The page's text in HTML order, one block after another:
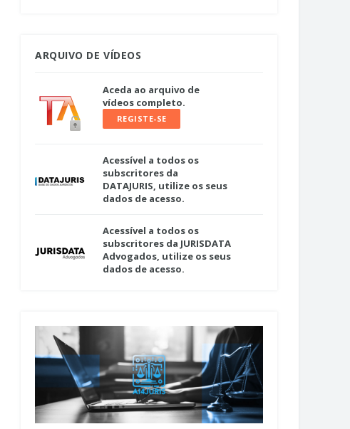
ARQUIVO DE VÍDEOS
Aceda ao arquivo de
vídeos completo.
REGISTE-SE
Acessível a todos os
subscritores da
DATAJURIS, utilize os seus
dados de acesso.
Acessível a todos os
subscritores da JURISDATA
Advogados, utilize os seus
dados de acesso.